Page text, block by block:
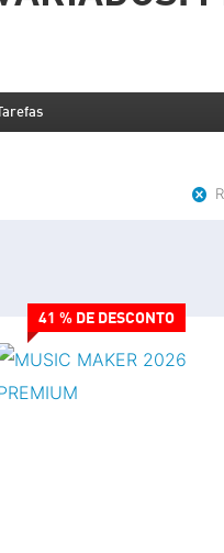
41 % DE DESCONTO